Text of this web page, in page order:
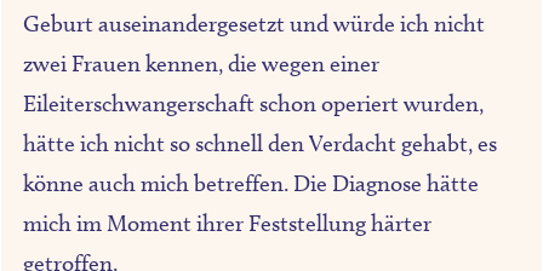
Geburt auseinandergesetzt und würde ich nicht
zwei Frauen kennen, die wegen einer
Eileiterschwangerschaft schon operiert wurden,
hätte ich nicht so schnell den Verdacht gehabt, es
könne auch mich betreffen. Die Diagnose hätte
mich im Moment ihrer Feststellung härter
getroffen.